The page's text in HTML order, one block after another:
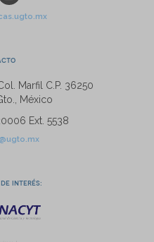
Marfil C.P. 36250
México
Ext. 5538
interés: